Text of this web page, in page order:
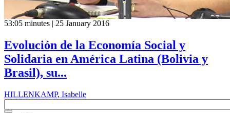
53:05 minutes | 25 January 2016
Evolución de la Economía Social y
Solidaria en América Latina (Bolivia y
Brasil), su...
HILLENKAMP, Isabelle